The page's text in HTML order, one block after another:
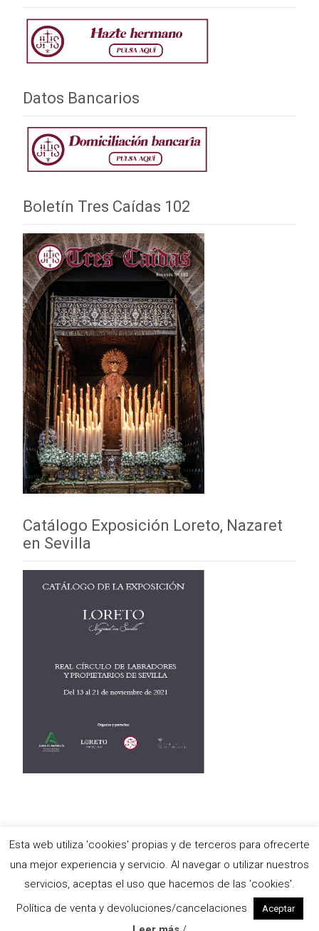
Datos Bancarios
Boletín Tres Caídas 102
Catálogo Exposición Loreto, Nazaret
en Sevilla
Copyright © Antigua e Ilustre Hermandad del Santísimo Sacramento,
Pontificia y Real Archicofradía de Nazarenos de Nuestro Padre Jesús
de las Tres Caídas, Nuestra Señora de Loreto y Señor San Isidoro
por TemplatesNext.
Esta web utiliza 'cookies' propias y de terceros para ofrecerte
una mejor experiencia y servicio. Al navegar o utilizar nuestros
servicios, aceptas el uso que hacemos de las 'cookies'.
Política de venta y devoluciones/cancelaciones
Aceptar